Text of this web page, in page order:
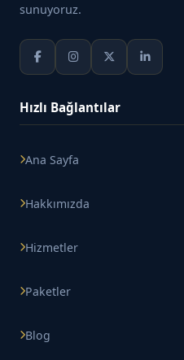
sunuyoruz.
Hızlı Bağlantılar
Ana Sayfa
Hakkımızda
Hizmetler
Paketler
Blog